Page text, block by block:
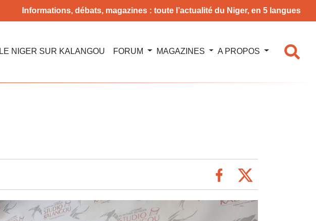
Informations, débats, magazines : toute l’actualité du Niger, en 5 langues
LE NIGER SUR KALANGOU FORUM MAGAZINES A PROPOS